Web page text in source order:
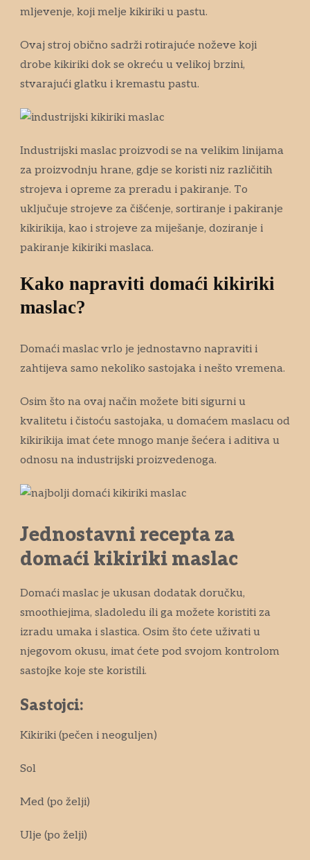
mljevenje, koji melje kikiriki u pastu.
Ovaj stroj obično sadrži rotirajuće noževe koji
drobe kikiriki dok se okreću u velikoj brzini,
stvarajući glatku i kremastu pastu.
Industrijski maslac proizvodi se na velikim linijama
za proizvodnju hrane, gdje se koristi niz različitih
strojeva i opreme za preradu i pakiranje. To
uključuje strojeve za čišćenje, sortiranje i pakiranje
kikirikija, kao i strojeve za miješanje, doziranje i
pakiranje kikiriki maslaca.
Kako napraviti domaći kikiriki
maslac?
Domaći maslac vrlo je jednostavno napraviti i
zahtijeva samo nekoliko sastojaka i nešto vremena.
Osim što na ovaj način možete biti sigurni u
kvalitetu i čistoću sastojaka, u domaćem maslacu od
kikirikija imat ćete mnogo manje šećera i aditiva u
odnosu na industrijski proizvedenoga.
Jednostavni recepta za
domaći kikiriki maslac
Domaći maslac je ukusan dodatak doručku,
smoothiejima, sladoledu ili ga možete koristiti za
izradu umaka i slastica. Osim što ćete uživati u
njegovom okusu, imat ćete pod svojom kontrolom
sastojke koje ste koristili.
Sastojci:
Kikiriki (pečen i neoguljen)
Sol
Med (po želji)
Ulje (po želji)